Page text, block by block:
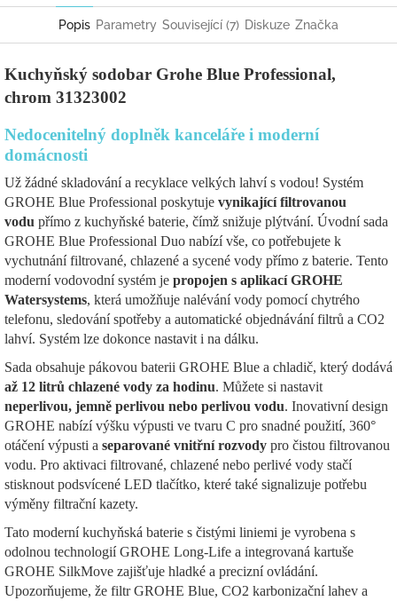
Popis Parametry Související (7) Diskuze Značka
Kuchyňský sodobar Grohe Blue Professional,
chrom 31323002
Nedocenitelný doplněk kanceláře i moderní
domácnosti
Už žádné skladování a recyklace velkých lahví s vodou! Systém
GROHE Blue Professional poskytuje vynikající filtrovanou
vodu přímo z kuchyňské baterie, čímž snižuje plýtvání. Úvodní sada
GROHE Blue Professional Duo nabízí vše, co potřebujete k
vychutnání filtrované, chlazené a sycené vody přímo z baterie. Tento
moderní vodovodní systém je propojen s aplikací GROHE
Watersystems, která umožňuje nalévání vody pomocí chytrého
telefonu, sledování spotřeby a automatické objednávání filtrů a CO2
lahví. Systém lze dokonce nastavit i na dálku.
Sada obsahuje pákovou baterii GROHE Blue a chladič, který dodává
až 12 litrů chlazené vody za hodinu. Můžete si nastavit
neperlivou, jemně perlivou nebo perlivou vodu. Inovativní design
GROHE nabízí výšku výpusti ve tvaru C pro snadné použití, 360°
otáčení výpusti a separované vnitřní rozvody pro čistou filtrovanou
vodu. Pro aktivaci filtrované, chlazené nebo perlivé vody stačí
stisknout podsvícené LED tlačítko, které také signalizuje potřebu
výměny filtrační kazety.
Tato moderní kuchyňská baterie s čistými liniemi je vyrobena s
odolnou technologií GROHE Long-Life a integrovaná kartuše
GROHE SilkMove zajišťuje hladké a precizní ovládání.
Upozorňujeme, že filtr GROHE Blue, CO2 karbonizační lahev a